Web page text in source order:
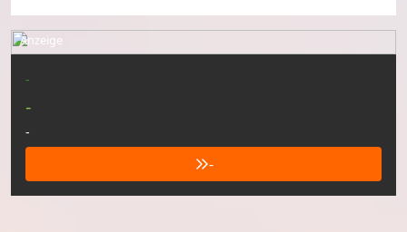
-
-
-
-
Anzeige